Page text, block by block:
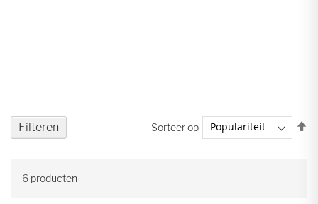
6 producten
Sorteer op
Filteren